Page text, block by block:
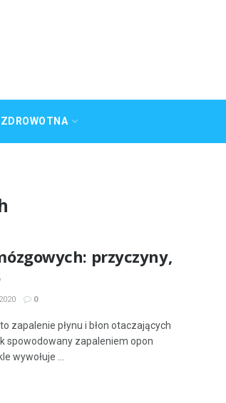
przyczyny,
0
zapalenie płynu i błon otaczających
spowodowany zapaleniem opon
wywołuje ...